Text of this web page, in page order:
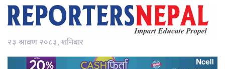
२३ श्रावण २०८३, शनिबार